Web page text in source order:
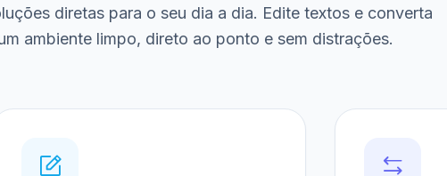
diretas para o seu dia a dia. Edite textos e converta
ambiente limpo, direto ao ponto e sem distrações.